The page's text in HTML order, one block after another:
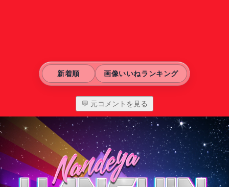
新着順 画像いいねランキング
💬 元コメントを見る